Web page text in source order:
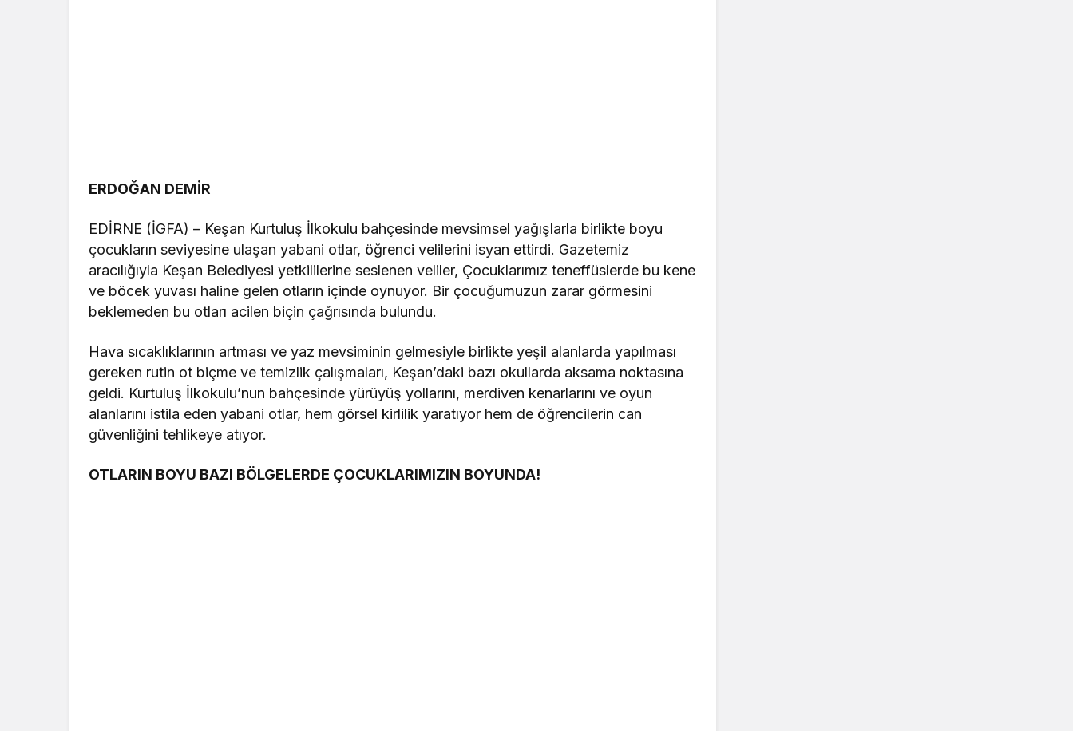
ERDOĞAN DEMİR
EDİRNE (İGFA) – Keşan Kurtuluş İlkokulu bahçesinde mevsimsel yağışlarla birlikte boyu
çocukların seviyesine ulaşan yabani otlar, öğrenci velilerini isyan ettirdi. Gazetemiz
aracılığıyla Keşan Belediyesi yetkililerine seslenen veliler, Çocuklarımız teneffüslerde bu kene
ve böcek yuvası haline gelen otların içinde oynuyor. Bir çocuğumuzun zarar görmesini
beklemeden bu otları acilen biçin çağrısında bulundu.
Hava sıcaklıklarının artması ve yaz mevsiminin gelmesiyle birlikte yeşil alanlarda yapılması
gereken rutin ot biçme ve temizlik çalışmaları, Keşan’daki bazı okullarda aksama noktasına
geldi. Kurtuluş İlkokulu’nun bahçesinde yürüyüş yollarını, merdiven kenarlarını ve oyun
alanlarını istila eden yabani otlar, hem görsel kirlilik yaratıyor hem de öğrencilerin can
güvenliğini tehlikeye atıyor.
OTLARIN BOYU BAZI BÖLGELERDE ÇOCUKLARIMIZIN BOYUNDA!